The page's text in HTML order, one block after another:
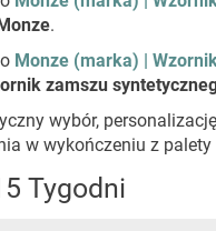
.
Monze (marka) |
zamszu
wybór,
w wykończeniu z
Tygodni